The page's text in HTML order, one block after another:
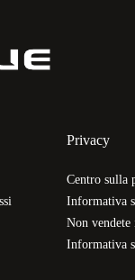
Privacy
Centro sulla
Informativa
Non
Informativa